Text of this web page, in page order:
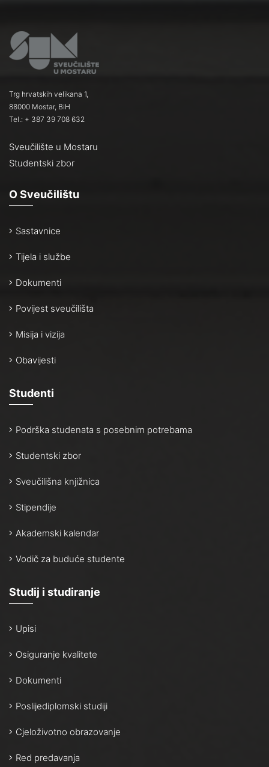
Trg hrvatskih velikana 1,
88000 Mostar, BiH
Tel.: + 387 39 708 632
Sveučilište u Mostaru
Studentski zbor
O Sveučilištu
Sastavnice
Tijela i službe
Dokumenti
Povijest sveučilišta
Misija i vizija
Obavijesti
Studenti
Podrška studenata s posebnim potrebama
Studentski zbor
Sveučilišna knjižnica
Stipendije
Akademski kalendar
Vodič za buduće studente
Studij i studiranje
Upisi
Osiguranje kvalitete
Dokumenti
Poslijediplomski studiji
Cjeloživotno obrazovanje
Red predavanja